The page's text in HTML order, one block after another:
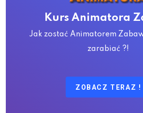
Kurs Animatora
Jak zostać Animatorem
zarabiać ?!
ZOBACZ TERAZ !